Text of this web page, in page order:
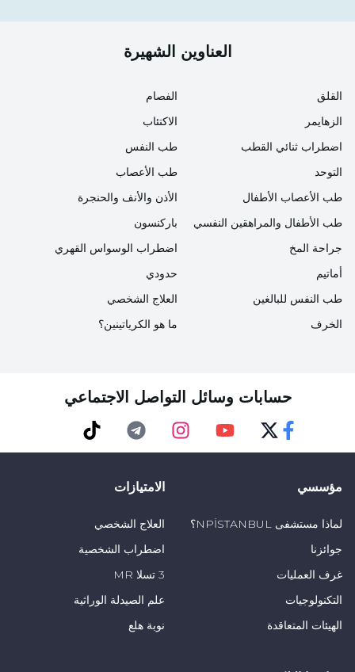
العناوين الشهيرة
القلق
الزهايمر
اضطراب ثنائي القطب
التوحد
طب الأعصاب الأطفال
الفصام
الاكتئاب
طب النفس
طب الأعصاب
الأذن والأنف والحنجرة
طب الأطفال والمراهقين النفسي
جراحة المخ
أماتيم
طب النفس للبالغين
الخرف
باركنسون
اضطراب الوسواس القهري
حدودي
العلاج الشخصي
ما هو الكرياتينين؟
حسابات وسائل التواصل الاجتماعي
مؤسسي
لماذا مستشفى NPİSTANBUL؟
جوائزنا
غرف العمليات
التكنولوجيات
الهيئات المتعاقدة
الامتيازات
العلاج الشخصي
اضطراب الشخصية
3 تسلا MR
علم الصيدلة الوراثية
نوبة هلع